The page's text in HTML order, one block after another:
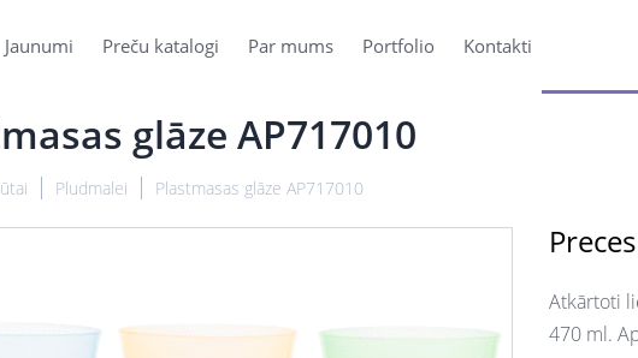
Jaunumi Preču katalogi Par mums Portfolio Kontakti
glāze AP717010
Pludmalei Plastmasas glāze AP717010
Atkārtoti
470 ml.